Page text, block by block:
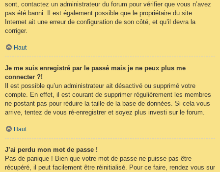
sont, contactez un administrateur du forum pour vérifier que vous n’avez
pas été banni. Il est également possible que le propriétaire du site
Internet ait une erreur de configuration de son côté, et qu’il devra la
corriger.
Haut
Je me suis enregistré par le passé mais je ne peux plus me
connecter ?!
Il est possible qu’un administrateur ait désactivé ou supprimé votre
compte. En effet, il est courant de supprimer régulièrement les membres
ne postant pas pour réduire la taille de la base de données. Si cela vous
arrive, tentez de vous ré-enregistrer et soyez plus investi sur le forum.
Haut
J’ai perdu mon mot de passe !
Pas de panique ! Bien que votre mot de passe ne puisse pas être
récupéré, il peut facilement être réinitialisé. Pour ce faire, rendez vous sur